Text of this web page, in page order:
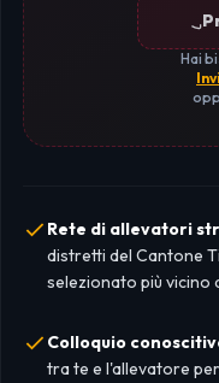
Hai
Rete di allevatori
distretti del Cantone
selezionato più vicino
Colloquio
tra te e l'allevatore